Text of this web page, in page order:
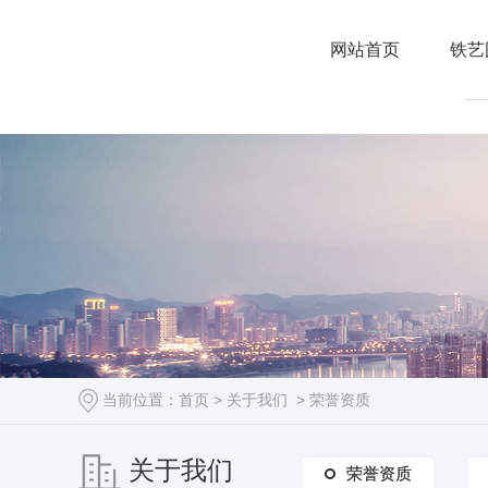
网站首页 铁
当前位置： 首页 > 关于我们 > 荣誉资质
关于我们 荣誉资质
荣誉资质